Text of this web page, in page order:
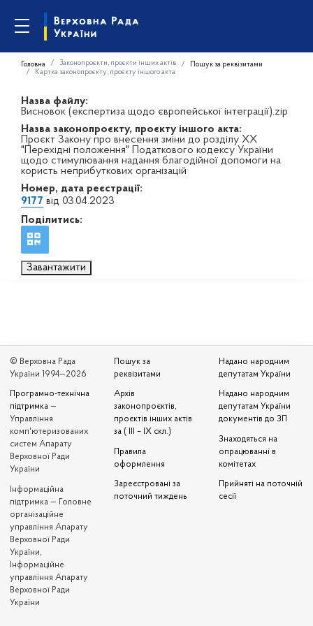
Головна Законопроєкти, проєкти інших актів
Пошук за реквізитами
Картка законопроєкту, проєкту іншого акта
Назва файлу:
Висновок (експертиза щодо європейської інтеграції).zip
Назва законопроєкту, проєкту іншого акта:
Проєкт Закону про внесення зміни до розділу XX
"Перехідні положення" Податкового кодексу України
щодо стимулювання надання благодійної допомоги на
користь неприбуткових організацій
Номер, дата реєстрації:
9177 від 03.04.2023
Поділитись:
Завантажити
© Верховна Рада
України 1994—2026
Програмно-технічна
підтримка —
Управління
комп'ютеризованих
систем Апарату
Верховної Ради
України
Iнформаційна
підтримка — Головне
організаційне
управління Апарату
Верховної Ради
України,
Інформаційне
управління Апарату
Верховної Ради
України
Пошук за
реквізитами
Архів
законопроєктів,
проєктів інших актів
за ( III – IX скл.)
Правила
оформлення
Зареєстровані за
поточний тиждень
Надано народним
депутатам України
Надано народним
депутатам України
документів до ЗП
Знаходяться на
опрацюванні в
комітетах
Прийняті на поточній
сесії